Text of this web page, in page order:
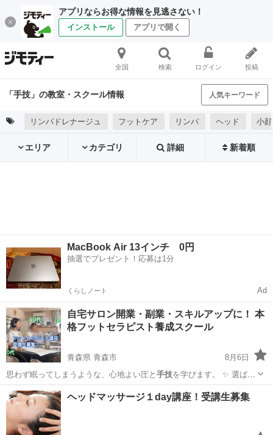
アプリならお得な情報を見逃さない！
インストール アプリで開く
全国 検索 ログイン 投稿
「手技」の教室・スクール情報 人気キーワード
リンパドレナージュ フットケア リンパ ヘッド 小顔
エリア カテゴリ 詳細 新着順
MacBook Air 13インチ 0円
抽選でプレゼント！応募は1分
くらしノート Ad
自宅サロン開業・副業・スキルアップに！ 本
格フットセラピスト養成スクール
青森県 青森市
8月6日
思わず眠ってしまうような、心地よい圧と 手技を学びます。 ✨ 選ばれ
る3つの理由（…
青森 青森市 フットマッサージ サロン
ヘッドマッサージ１day講座！受講生募集